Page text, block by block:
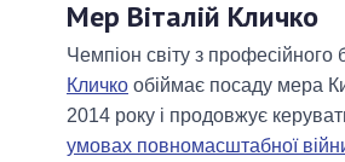
Мер Віталій Кличко
Чемпіон світу з професійного
Кличко обіймає посаду мера
2014 року і продовжує
умовах повномасштабної